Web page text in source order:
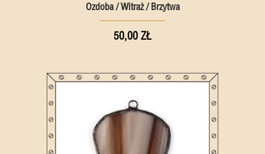
Ozdoba / Witraż / Brzytwa
50,00 ZŁ